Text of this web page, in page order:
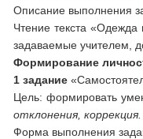
Описание выполнения
Чтение текста
задаваемые учителем,
Формирование
1 задание
Цель: формировать
отклонения, коррекция.
Форма выполнения